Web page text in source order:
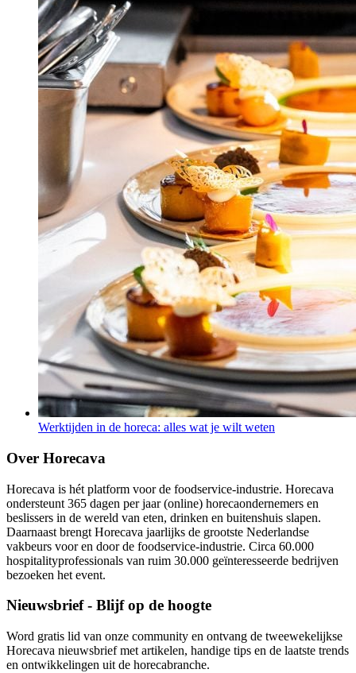
Werktijden in de horeca: alles wat je wilt weten
Over Horecava
Horecava is hét platform voor de foodservice-industrie. Horecava
ondersteunt 365 dagen per jaar (online) horecaondernemers en
beslissers in de wereld van eten, drinken en buitenshuis slapen.
Daarnaast brengt Horecava jaarlijks de grootste Nederlandse
vakbeurs voor en door de foodservice-industrie. Circa 60.000
hospitalityprofessionals van ruim 30.000 geïnteresseerde bedrijven
bezoeken het event.
Nieuwsbrief - Blijf op de hoogte
Word gratis lid van onze community en ontvang de tweewekelijkse
Horecava nieuwsbrief met artikelen, handige tips en de laatste trends
en ontwikkelingen uit de horecabranche.